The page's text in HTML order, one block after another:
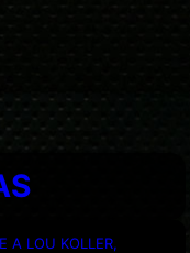
A LOU KOLLER,